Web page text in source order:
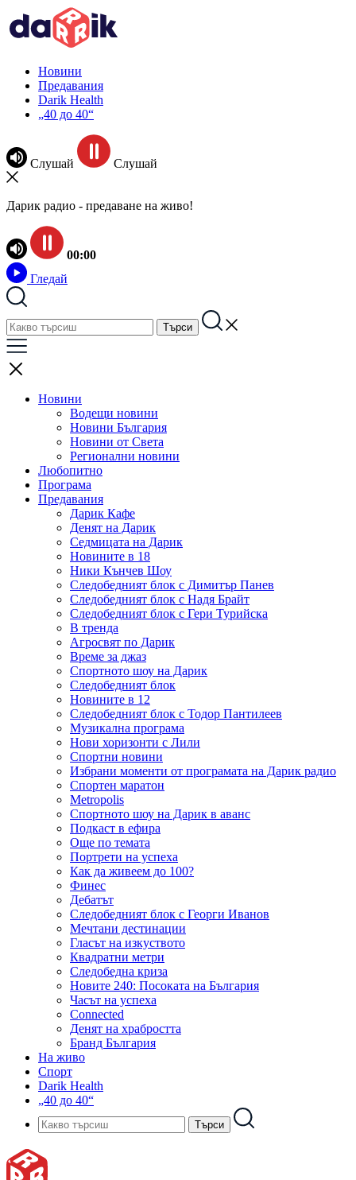
Новини
Предавания
Darik Health
„40 до 40“
Слушай Слушай
Дарик радио - предаване на живо!
00:00
Гледай
Новини
Водещи новини
Новини България
Новини от Света
Регионални новини
Любопитно
Програма
Предавания
Дарик Кафе
Денят на Дарик
Седмицата на Дарик
Новините в 18
Ники Кънчев Шоу
Следобедният блок с Димитър Панев
Следобедният блок с Надя Брайт
Следобедният блок с Гери Турийска
В тренда
Агросвят по Дарик
Време за джаз
Спортното шоу на Дарик
Следобедният блок
Новините в 12
Следобедният блок с Тодор Пантилеев
Музикална програма
Нови хоризонти с Лили
Спортни новини
Избрани моменти от програмата на Дарик радио
Спортен маратон
Metropolis
Спортното шоу на Дарик в аванс
Подкаст в ефира
Още по темата
Портрети на успеха
Как да живеем до 100?
Финес
Дебатът
Следобедният блок с Георги Иванов
Мечтани дестинации
Гласът на изкуството
Квадратни метри
Следобедна криза
Новите 240: Посоката на България
Часът на успеха
Connected
Денят на храбростта
Бранд България
На живо
Спорт
Darik Health
„40 до 40“